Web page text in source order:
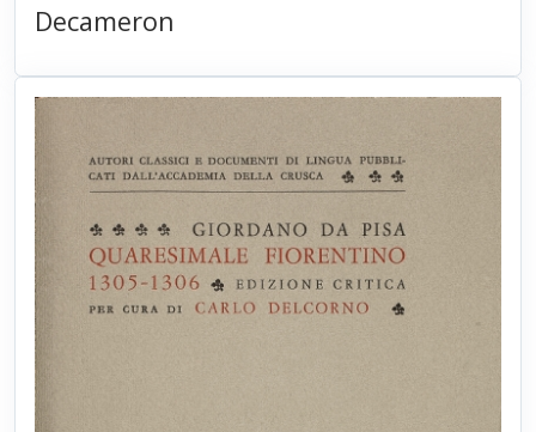
Decameron